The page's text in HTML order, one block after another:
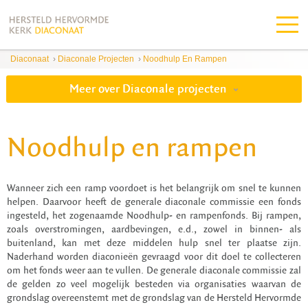
Diaconaat › Diaconale Projecten › Noodhulp En Rampen
Meer over Diaconale projecten
Noodhulp en rampen
Wanneer zich een ramp voordoet is het belangrijk om snel te kunnen
helpen. Daarvoor heeft de generale diaconale commissie een fonds
ingesteld, het zogenaamde Noodhulp- en rampenfonds. Bij rampen,
zoals overstromingen, aardbevingen, e.d., zowel in binnen- als
buitenland, kan met deze middelen hulp snel ter plaatse zijn.
Naderhand worden diaconieën gevraagd voor dit doel te collecteren
om het fonds weer aan te vullen. De generale diaconale commissie zal
de gelden zo veel mogelijk besteden via organisaties waarvan de
grondslag overeenstemt met de grondslag van de Hersteld Hervormde